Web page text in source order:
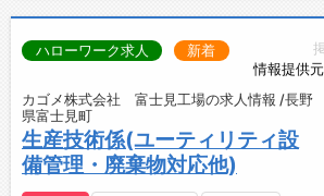
情報提供
ハローワーク求人 新着
カゴメ株式会社 富士見工場の求人情報 /長野
県富士見町
生産技術係(ユーティリティ設
備管理・廃棄物対応他)